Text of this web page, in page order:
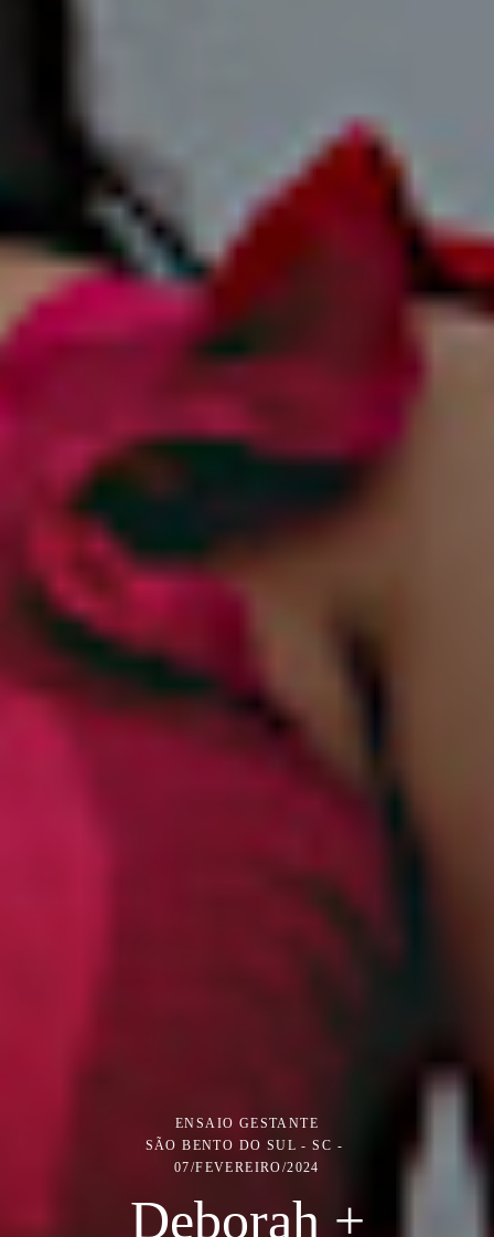
ENSAIO GESTANTE
SÃO BENTO DO SUL - SC
07/FEVEREIRO/2024
Deborah +